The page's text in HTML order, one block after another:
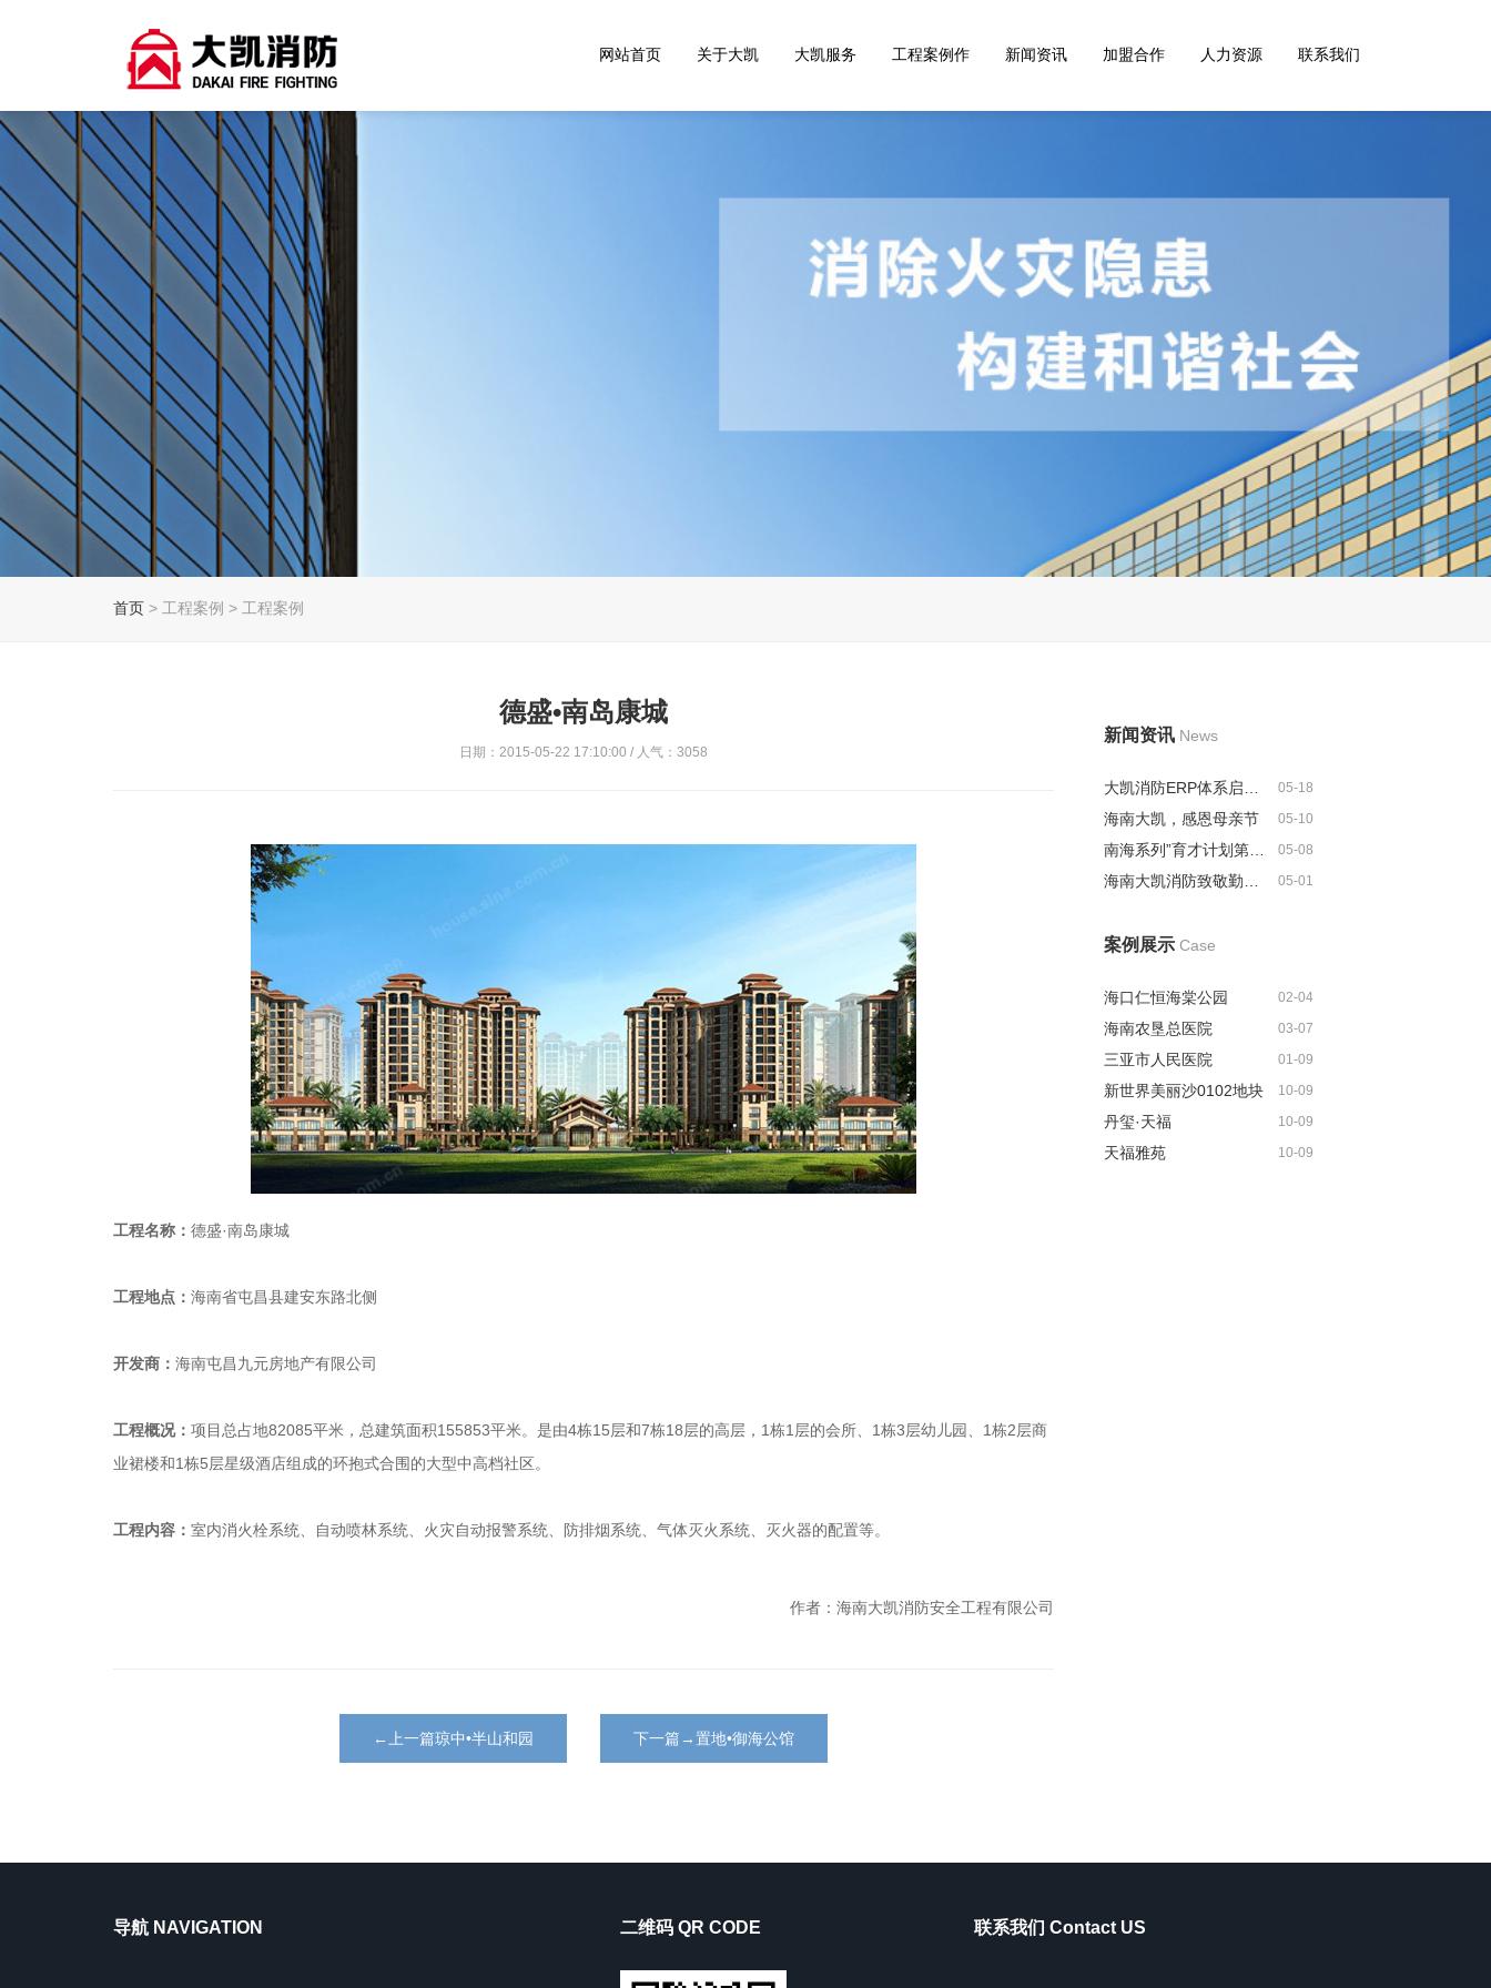
网站首页 关于大凯 大凯服务 工程案例作 新闻资讯 加盟合作 人力资源 联系我们
首页 > 工程案例 > 工程案例
德盛•南岛康城
日期：2015-05-22 17:10:00 / 人气：3058
工程名称： 德盛·南岛康城
工程地点： 海南省屯昌县建安东路北侧
开发商： 海南屯昌九元房地产有限公司
工程概况： 项目总占地82085平米，总建筑面积155853平米。是由4栋15层和7栋18层的高层，1栋1层的会所、1栋3层幼儿园、1栋2层商
业裙楼和1栋5层星级酒店组成的环抱式合围的大型中高档社区。
工程内容： 室内消火栓系统、自动喷林系统、火灾自动报警系统、防排烟系统、气体灭火系统、灭火器的配置等。
作者：海南大凯消防安全工程有限公司
←上一篇琼中•半山和园 下一篇→置地•御海公馆
新闻资讯 News
05-18
海南大凯，感恩母亲节 05-10
南海系列”育才计划第二批人选名... 05-08
05-01
案例展示 Case
海口仁恒海棠公园 02-04
海南农垦总医院 03-07
三亚市人民医院 01-09
新世界美丽沙0102地块 10-09
丹玺·天福 10-09
天福雅苑 10-09
导航 NAVIGATION 二维码 QR CODE 联系我们 Contact US